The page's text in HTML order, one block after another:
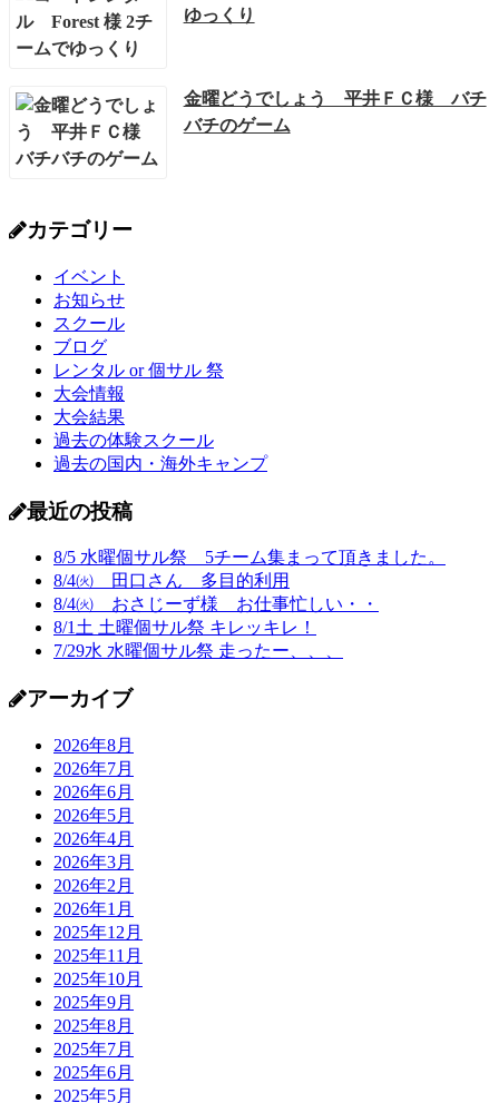
ゆっくり
金曜どうでしょう 平井ＦＣ様 バチ
バチのゲーム
カテゴリー
イベント
お知らせ
スクール
ブログ
レンタル or 個サル 祭
大会情報
大会結果
過去の体験スクール
過去の国内・海外キャンプ
最近の投稿
8/5 水曜個サル祭 5チーム集まって頂きました。
8/4㈫ 田口さん 多目的利用
8/4㈫ おさじーず様 お仕事忙しい・・
8/1土 土曜個サル祭 キレッキレ！
7/29水 水曜個サル祭 走ったー、、、
アーカイブ
2026年8月
2026年7月
2026年6月
2026年5月
2026年4月
2026年3月
2026年2月
2026年1月
2025年12月
2025年11月
2025年10月
2025年9月
2025年8月
2025年7月
2025年6月
2025年5月